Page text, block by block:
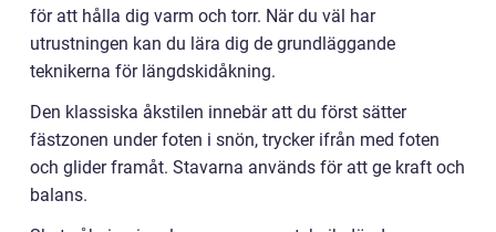
för att hålla dig varm och torr. När du väl har
utrustningen kan du lära dig de grundläggande
teknikerna för längdskidåkning.
Den klassiska åkstilen innebär att du först sätter
fästzonen under foten i snön, trycker ifrån med foten
och glider framåt. Stavarna används för att ge kraft och
balans.